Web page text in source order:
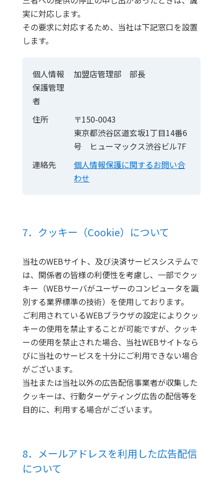
実に対応します。
その要求に対応するため、当社は下記窓口を設置
します。
個人情報
保護管理
者
加盟店管理部 部長
住所
〒150-0043
東京都渋谷区道玄坂1丁目14番6
号 ヒューマックス渋谷ビル7F
連絡先
個人情報保護に関するお問い合
わせ
7．クッキー（Cookie）について
当社のWEBサイト、及び決済サービスシステムで
は、関係者の皆様の利便性を考慮し、一部でクッ
キー（WEBサーバがユーザーのコンピュータを識
別する業界標準の技術）を使用しております。
ご利用されているWEBブラウザの設定によりクッ
キーの使用を禁止することが可能ですが、クッキ
ーの使用を禁止された場合、当社WEBサイトなら
びに当社のサービスを十分にご利用できない場合
がございます。
当社または当社以外の広告配信事業者が収集した
クッキーは、行動ターゲティング広告の配信等を
目的に、利用する場合がございます。
8．メールアドレスを利用した広告配信
について